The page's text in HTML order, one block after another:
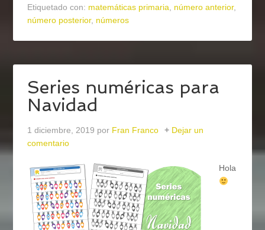
Etiquetado con: matemáticas primaria, número anterior,
número posterior, números
Series numéricas para
Navidad
1 diciembre, 2019 por Fran Franco
Dejar un
comentario
Hola